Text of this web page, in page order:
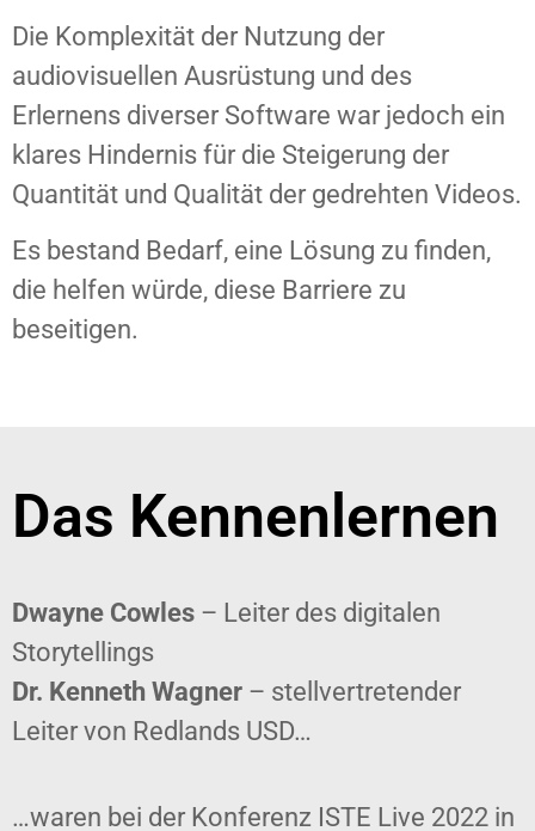
Die Komplexität der Nutzung der
audiovisuellen Ausrüstung und des
Erlernens diverser Software war jedoch ein
klares Hindernis für die Steigerung der
Quantität und Qualität der gedrehten Videos.
Es bestand Bedarf, eine Lösung zu finden,
die helfen würde, diese Barriere zu
beseitigen.
Das Kennenlernen
Dwayne Cowles – Leiter des digitalen
Storytellings
Dr. Kenneth Wagner – stellvertretender
Leiter von Redlands USD…
…waren bei der Konferenz ISTE Live 2022 in